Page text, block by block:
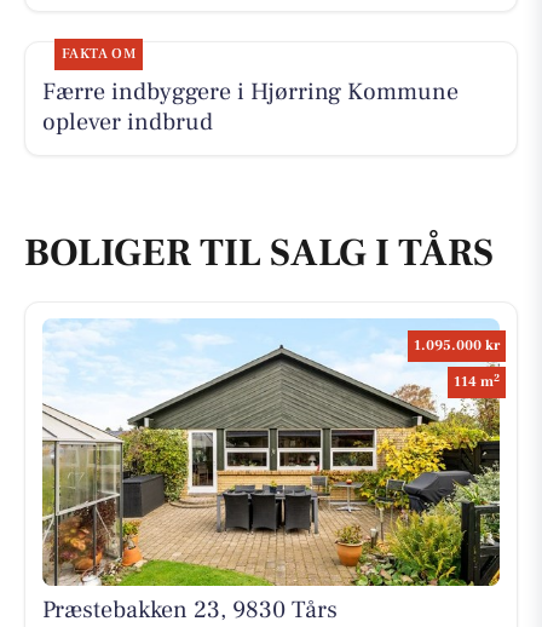
FAKTA OM
Færre indbyggere i Hjørring Kommune
oplever indbrud
BOLIGER TIL SALG I TÅRS
1.095.000 kr
114 m2
Præstebakken 23, 9830 Tårs